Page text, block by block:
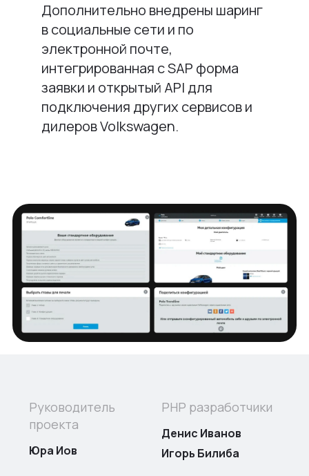
Дополнительно внедрены шаринг
в социальные сети и по
электронной почте,
интегрированная с SAP форма
заявки и открытый API для
подключения других сервисов и
дилеров Volkswagen.
Руководитель
проекта
Юра Иов
PHP разработчики
Денис Иванов
Игорь Билиба